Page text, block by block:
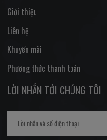
Giới thiệu
Liên hệ
Khuyến mãi
Phương thức thanh toán
LỜI NHẮN TỚI CHÚNG TÔI